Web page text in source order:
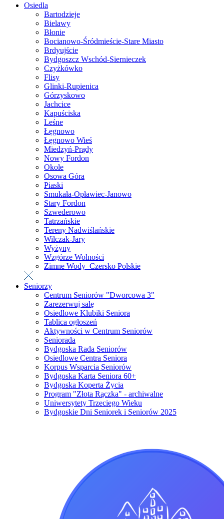
Osiedla
Bartodzieje
Bielawy
Błonie
Bocianowo-Śródmieście-Stare Miasto
Brdyujście
Bydgoszcz Wschód-Siernieczek
Czyżkówko
Flisy
Glinki-Rupienica
Górzyskowo
Jachcice
Kapuściska
Leśne
Łęgnowo
Łęgnowo Wieś
Miedzyń-Prądy
Nowy Fordon
Okole
Osowa Góra
Piaski
Smukała-Opławiec-Janowo
Stary Fordon
Szwederowo
Tatrzańskie
Tereny Nadwiślańskie
Wilczak-Jary
Wyżyny
Wzgórze Wolności
Zimne Wody–Czersko Polskie
Seniorzy
Centrum Seniorów "Dworcowa 3"
Zarezerwuj salę
Osiedlowe Klubiki Seniora
Tablica ogłoszeń
Aktywności w Centrum Seniorów
Seniorada
Bydgoska Rada Seniorów
Osiedlowe Centra Seniora
Korpus Wsparcia Seniorów
Bydgoska Karta Seniora 60+
Bydgoska Koperta Życia
Program "Złota Rączka" - archiwalne
Uniwersytety Trzeciego Wieku
Bydgoskie Dni Seniorek i Seniorów 2025